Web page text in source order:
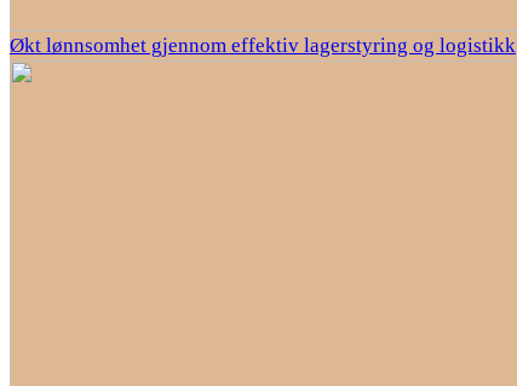
Økt lønnsomhet gjennom effektiv lagerstyring og logistikk